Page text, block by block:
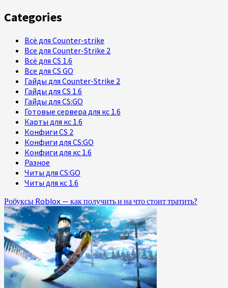
Categories
Всё для Counter-strike
Все для Counter-Strike 2
Всё для CS 1.6
Все для CS GO
Гайды для Counter-Strike 2
Гайды для CS 1.6
Гайды для CS:GO
Готовые сервера для кс 1.6
Карты для кс 1.6
Конфиги CS 2
Конфиги для CS:GO
Конфиги для кс 1.6
Разное
Читы для CS:GO
Читы для кс 1.6
Робуксы Roblox — как получить и на что стоит тратить?